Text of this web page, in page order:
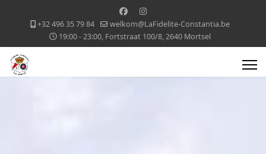
+32 496 35 79 84
welkom@LaFidelite-Constantia.be
19:00 - 23:00, Fortstraat 100/8, 2640 Mortsel